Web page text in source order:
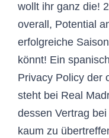
wollt ihr ganz die!
overall, Potential
erfolgreiche
könnt! Ein
Privacy Policy der
steht bei Real
dessen Vertrag
kaum zu